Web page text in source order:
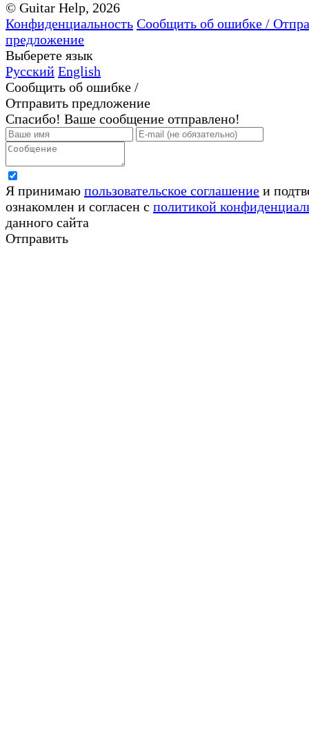
© Guitar Help, 2026
Конфиденциальность Сообщить об ошибке /
предложение
Выберете язык
Русский English
Сообщить об ошибке /
Отправить предложение
Спасибо! Ваше сообщение отправлено!
Я принимаю пользовательское соглашение и
ознакомлен и согласен с политикой
данного сайта
Отправить